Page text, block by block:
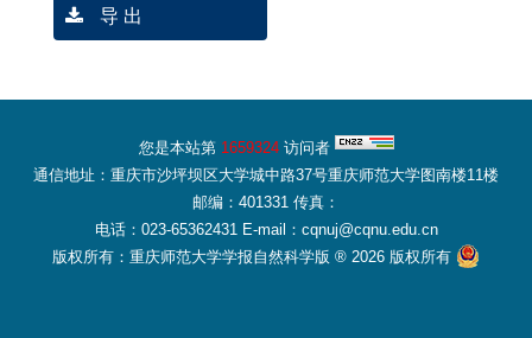
导 出
您是本站第 1659324访问者
通信地址：重庆市沙坪坝区大学城中路37号重庆师范大学图南楼11楼
邮编：401331 传真：
电话：023-65362431 E-mail：cqnuj@cqnu.edu.cn
版权所有：重庆师范大学学报自然科学版 ® 2026 版权所有